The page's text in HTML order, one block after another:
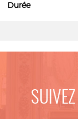
Durée